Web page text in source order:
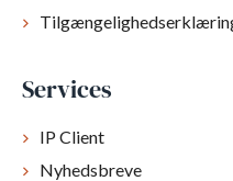
Services
IP Client
Nyhedsbreve